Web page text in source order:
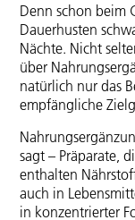
Denn schon beim
Dauerhusten
Nächte. Nicht
über
natürlich nur das
empfängliche
sagt – Präparate,
enthalten
auch in
in konzentrierter